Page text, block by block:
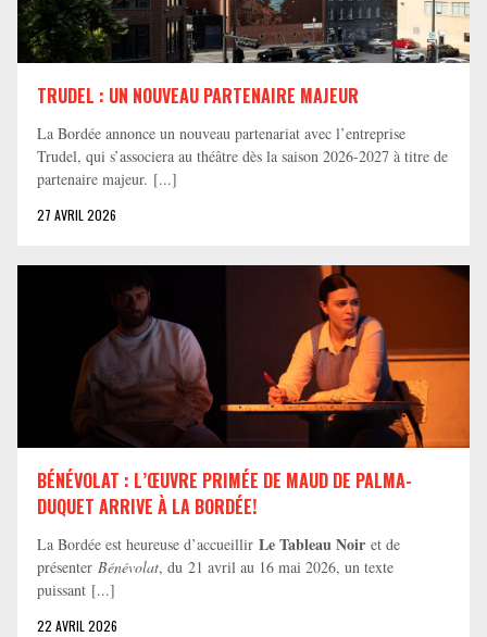
TRUDEL : UN NOUVEAU PARTENAIRE MAJEUR
La Bordée annonce un nouveau partenariat avec l’entreprise
Trudel, qui s’associera au théâtre dès la saison 2026-2027 à titre de
partenaire majeur. [...]
27 AVRIL 2026
BÉNÉVOLAT : L’ŒUVRE PRIMÉE DE MAUD DE PALMA-
DUQUET ARRIVE À LA BORDÉE!
La Bordée est heureuse d’accueillir Le Tableau Noir et de
présenter Bénévolat, du 21 avril au 16 mai 2026, un texte
puissant [...]
22 AVRIL 2026